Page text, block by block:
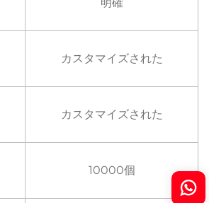
カスタマイズされた
カスタマイズされた
10000個